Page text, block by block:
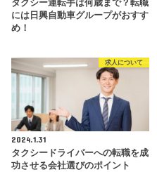
タクシー運転手は何歳まで？転職
には日興自動車グループがおすす
め！
求人について
2024.1.31
タクシードライバーへの転職を成
功させる会社選びのポイント